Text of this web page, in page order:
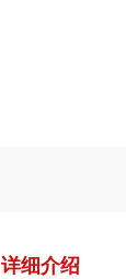
详细介绍